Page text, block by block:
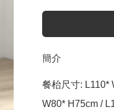
簡介
餐枱尺寸: L110*
W80* H75cm /